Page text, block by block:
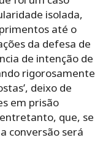
isolada,
até o
da defesa de
de intenção de
rigorosamente
deixo de
em prisão
que, se
conversão será